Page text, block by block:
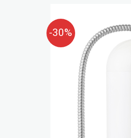
-30%